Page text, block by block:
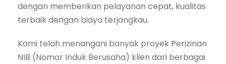
dengan memberikan pelayanan cepat, kualitas
terbaik dengan biaya terjangkau.
Kami telah menangani banyak proyek Perizinan
NIB (Nomor Induk Berusaha) klien dari berbagai